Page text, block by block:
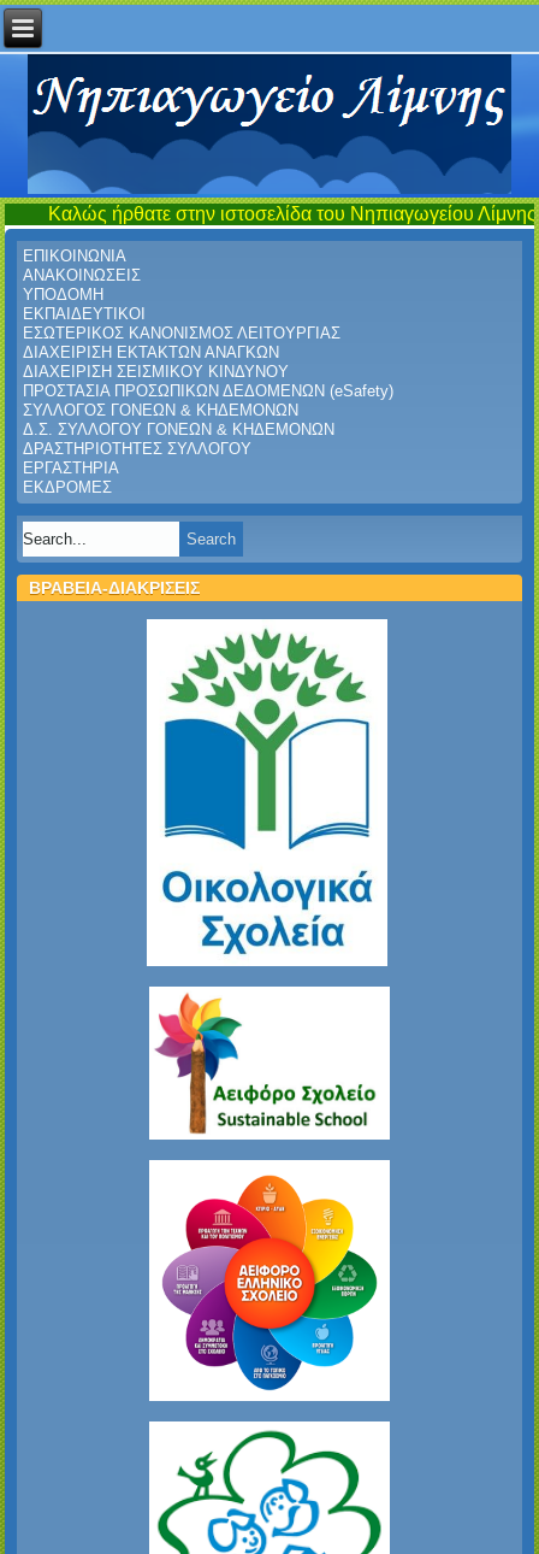
στην ιστοσελίδα του Νηπιαγωγείου Λίμνης...έναν τόπο
ΕΠΙΚΟΙΝΩΝΙΑ
ΑΝΑΚΟΙΝΩΣΕΙΣ
ΥΠΟΔΟΜΗ
ΕΚΠΑΙΔΕΥΤΙΚΟΙ
ΕΣΩΤΕΡΙΚΟΣ ΚΑΝΟΝΙΣΜΟΣ ΛΕΙΤΟΥΡΓΙΑΣ
ΔΙΑΧΕΙΡΙΣΗ ΕΚΤΑΚΤΩΝ ΑΝΑΓΚΩΝ
ΔΙΑΧΕΙΡΙΣΗ ΣΕΙΣΜΙΚΟΥ ΚΙΝΔΥΝΟΥ
ΠΡΟΣΤΑΣΙΑ ΠΡΟΣΩΠΙΚΩΝ ΔΕΔΟΜΕΝΩΝ (eSafety)
ΣΥΛΛΟΓΟΣ ΓΟΝΕΩΝ & ΚΗΔΕΜΟΝΩΝ
Δ.Σ. ΣΥΛΛΟΓΟΥ ΓΟΝΕΩΝ & ΚΗΔΕΜΟΝΩΝ
ΔΡΑΣΤΗΡΙΟΤΗΤΕΣ ΣΥΛΛΟΓΟΥ
ΕΡΓΑΣΤΗΡΙΑ
ΕΚΔΡΟΜΕΣ
ΒΡΑΒΕΙΑ-ΔΙΑΚΡΙΣΕΙΣ